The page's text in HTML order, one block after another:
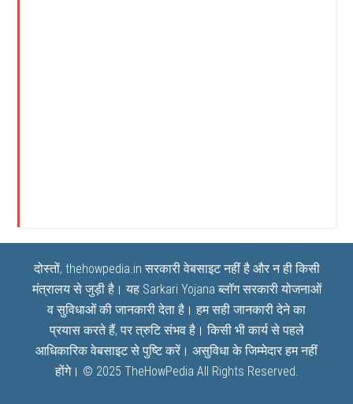
दोस्तों, thehowpedia.in सरकारी वेबसाइट नहीं है और न ही किसी
मंत्रालय से जुड़ी है। यह Sarkari Yojana ब्लॉग सरकारी योजनाओं
व सुविधाओं की जानकारी देता है। हम सही जानकारी देने का
प्रयास करते हैं, पर त्रुटि संभव है। किसी भी कार्य से पहले
आधिकारिक वेबसाइट से पुष्टि करें। असुविधा के जिम्मेदार हम नहीं
होंगे। © 2025 TheHowPedia All Rights Reserved.